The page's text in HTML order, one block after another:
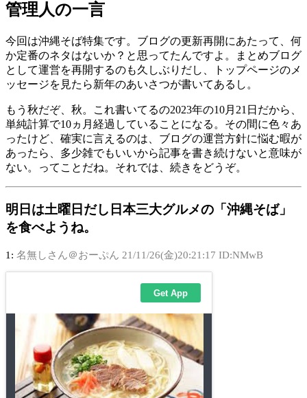
管理人の一言
今回は沖縄そば特集です。ブログの更新再開にあたって、何
か定番のネタはないか？と思ってたんですよ。まとめブログ
として運営を再開するのも久しぶりだし、トップページのメ
ッセージを見たら新年のあいさつが書いてあるし。
もう秋だぞ、秋。これ書いてるの2023年の10月21日だから、
単純計算で10ヵ月経過していることになる。その間に色々あ
ったけど、確実に言えるのは、ブログの運営方針に悩む暇が
あったら、多少雑でもいいから記事を書き続けないと意味が
ない。ってことだね。それでは、続きをどうぞ。
明日は土曜日だし日本三大グルメの「沖縄そば」
を食べようね。
1: 名無しさん＠おーぷん 21/11/26(金)20:21:17 ID:NMwB